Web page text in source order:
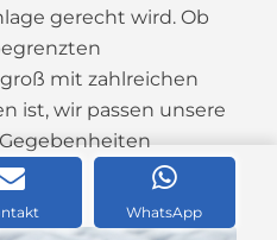
gerecht wird. Ob
mit zahlreichen
ist, wir passen unsere
WhatsApp